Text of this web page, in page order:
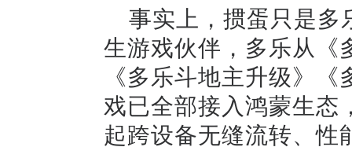
事实上，掼蛋只是多
生游戏伙伴，多乐从《
《多乐斗地主升级》
戏已全部接入鸿蒙生
起跨设备无缝流转、性